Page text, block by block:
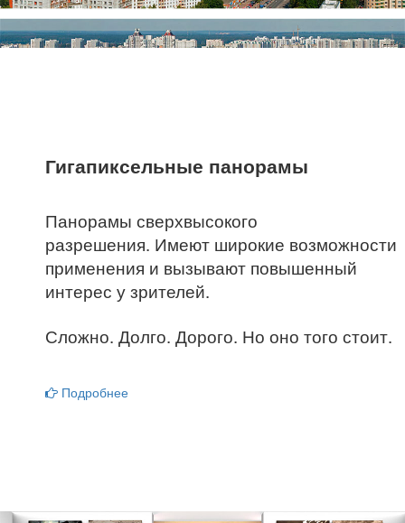
Гигапиксельные панорамы
Панорамы сверхвысокого
разрешения. Имеют широкие возможности
применения и вызывают повышенный
интерес у зрителей.
Сложно. Долго. Дорого. Но оно того стоит.
Подробнее